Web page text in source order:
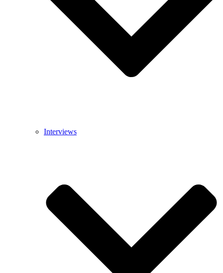
Interviews